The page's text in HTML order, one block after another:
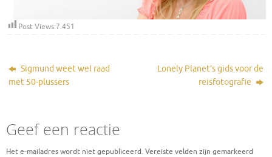
Post Views:7.451
Sigmund weet wel raad
met 50-plussers
Lonely Planet’s gids voor de
reisfotografie
Geef een reactie
Het e-mailadres wordt niet gepubliceerd. Vereiste velden zijn gemarkeerd